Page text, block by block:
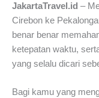
JakartaTravel.id –
Cirebon ke
benar benar
ketepatan waktu,
yang selalu dicari
Bagi kamu yang